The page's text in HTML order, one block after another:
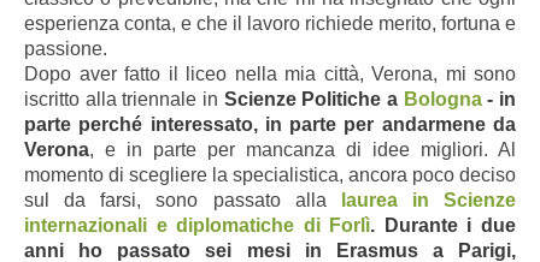
esperienza conta, e che il lavoro richiede merito, fortuna e
passione.
Dopo aver fatto il liceo nella mia città, Verona, mi sono
iscritto alla triennale in Scienze Politiche a Bologna- in
parte perché interessato, in parte per andarmene da
Verona, e in parte per mancanza di idee migliori. Al
momento di scegliere la specialistica, ancora poco deciso
sul da farsi, sono passato alla laurea in Scienze
internazionali e diplomatiche di Forlì.
Durante i due
anni ho passato sei mesi in Erasmus a Parigi,